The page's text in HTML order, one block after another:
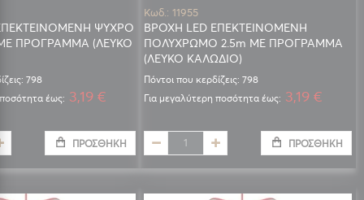
ΨΥΧΡΟ
ΜΕ ΠΡΟΓΡΑΜΜΑ (ΛΕΥΚΟ
798
ποσότητα έως: 3,19 €
ΠΡΟΣΘΉΚΗ
Κωδ.: 11955
ΒΡΟΧΗ LED ΕΠΕΚΤΕΙΝΟΜΕΝΗ
ΠΟΛΥΧΡΩΜΟ 2.5m ΜΕ ΠΡΟΓΡΑΜΜΑ
(ΛΕΥΚΟ ΚΑΛΩΔΙΟ)
Πόντοι που κερδίζεις: 798
Για μεγαλύτερη ποσότητα έως: 3,19 €
ΠΡΟΣΘΉΚΗ